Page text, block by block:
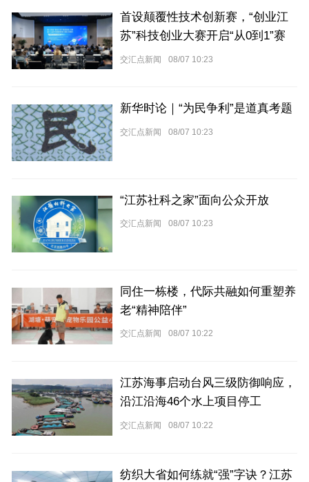
首设颠覆性技术创新赛，“创业江
苏”科技创业大赛开启“从0到1”赛
道
交汇点新闻 08/07 10:23
新华时论｜“为民争利”是道真考题
交汇点新闻 08/07 10:23
“江苏社科之家”面向公众开放
交汇点新闻 08/07 10:23
同住一栋楼，代际共融如何重塑养
老“精神陪伴”
交汇点新闻 08/07 10:22
江苏海事启动台风三级防御响应，
沿江沿海46个水上项目停工
交汇点新闻 08/07 10:22
纺织大省如何练就“强”字诀？江苏